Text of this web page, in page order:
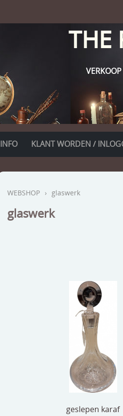
THE
INFO KLANT WORDEN /
WEBSHOP › glaswerk
glaswerk
geslepen karaf